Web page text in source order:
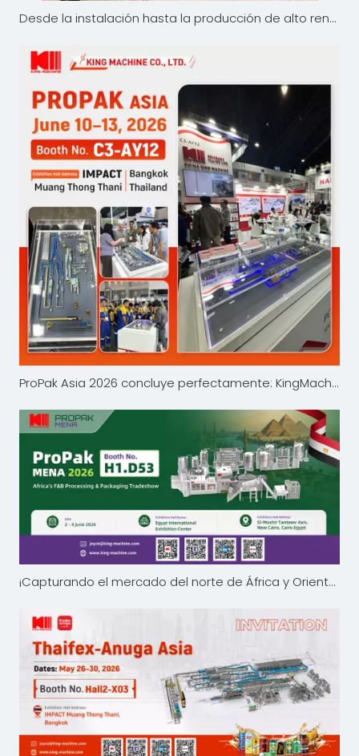
Desde la instalación hasta la producción de alto rendimiento: el proyecto de agua embotellada de King Machine en Tailandia obtiene una gran satisfacción del cliente
ProPak Asia 2026 concluye perfectamente: KingMachine presenta innovaciones en envases de bebidas en Bangkok
¡Capturando el mercado del norte de África y Oriente Medio! King Machine presenta soluciones avanzadas de envasado de líquidos en ProPak MENA 2026